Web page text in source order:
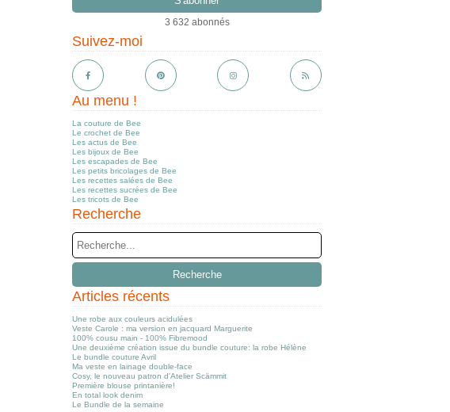
3 632 abonnés
Suivez-moi
Au menu !
La couture de Bee
Le crochet de Bee
Les actus de Bee
Les bijoux de Bee
Les escapades de Bee
Les petits bricolages de Bee
Les recettes salées de Bee
Les recettes sucrées de Bee
Les tricots de Bee
Recherche
Articles récents
Une robe aux couleurs acidulées
Veste Carole : ma version en jacquard Marguerite
100% cousu main - 100% Fibremood
Une deuxième création issue du bundle couture: la robe Hélène
Le bundle couture Avril
Ma veste en lainage double-face
Cosy, le nouveau patron d'Atelier Scämmit
Première blouse printanière!
En total look denim
Le Bundle de la semaine